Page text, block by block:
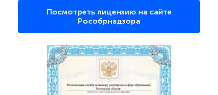
Посмотреть лицензию на сайте
Рособрнадзора